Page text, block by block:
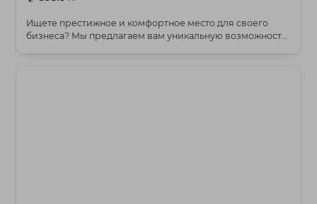
Ищете престижное и комфортное место для своего
бизнеса? Мы предлагаем вам уникальную возможность